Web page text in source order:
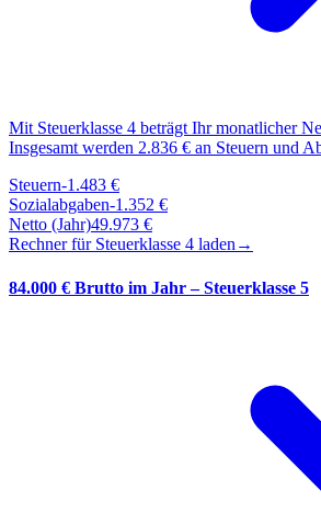
Mit Steuerklasse 4 beträgt Ihr monatlicher
Insgesamt werden 2.836 € an Steuern und
Steuern-1.483 €
Sozialabgaben-1.352 €
Netto (Jahr)49.973 €
Rechner für Steuerklasse 4 laden →
84.000 € Brutto im Jahr – Steuerklasse 5